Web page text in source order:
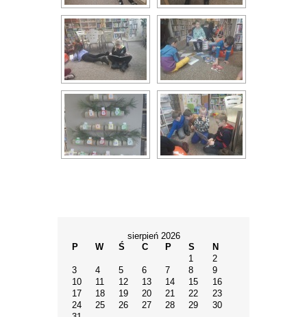
sierpień 2026
P
W Ś C P S
N
1
2
3
4 5 6 7 8
9
10
11 12 13 14 15
16
17
18 19 20 21 22
23
24
25 26 27 28 29
30